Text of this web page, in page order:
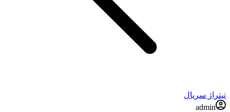
تیتراژ سریال
admin